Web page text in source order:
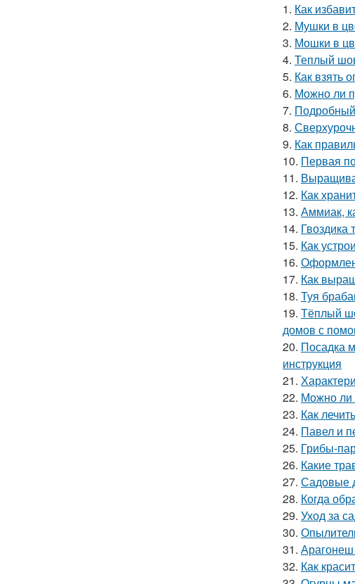
1. Как
2. Мушки в
3. Мошки в
4. Теплый
5. Как взять
6. Можно ли
7.
8.
9. Как
10. Первая
11.
12. Как
13. Аммиак,
14. Гвоздика
15. Как
16.
17. Как
18. Туя
19. Тёплый
домов с
20. Посадка
инструкция
21.
22. Можно ли
23. Как
24. Павел и
25. Грибы-
26. Какие
27. Садовые
28. Когда
29. Уход за
30.
31. Арагонеш
32. Как